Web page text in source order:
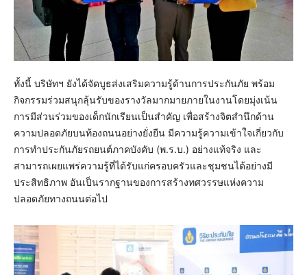
ทั้งนี้ บริษัทฯ ยังได้จัดบูธส่งเสริมความรู้ด้านการประกันภัย พร้อม
กิจกรรมร่วมสนุกลุ้นรับของรางวัลมากมายภายในงานโดยมุ่งเน้น
การมีส่วนร่วมของเด็กนักเรียนเป็นสำคัญ เพื่อสร้างจิตสำนึกด้าน
ความปลอดภัยบนท้องถนนอย่างยั่งยืน มีความรู้ความเข้าใจเกี่ยวกับ
การทำประกันภัยรถยนต์ภาคบังคับ (พ.ร.บ.) อย่างแท้จริง และ
สามารถเผยแพร่ความรู้ที่ได้รับแก่ครอบครัวและชุมชนได้อย่างมี
ประสิทธิภาพ อันเป็นรากฐานของการสร้างทศวรรษแห่งความ
ปลอดภัยทางถนนต่อไป